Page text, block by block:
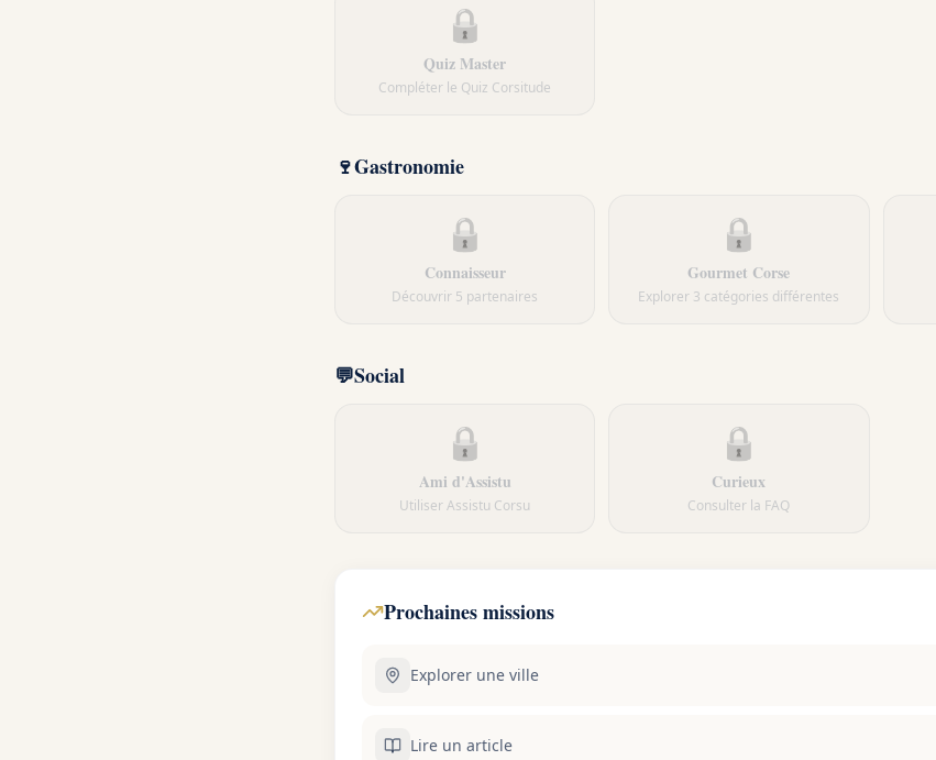
🔒
Quiz Master
Compléter le Quiz Corsitude
🍷Gastronomie
🔒
Connaisseur
Découvrir 5 partenaires
🔒
Gourmet Corse
Explorer 3 catégories différentes
💬Social
🔒
Ami d'Assistu
Utiliser Assistu Corsu
🔒
Curieux
Consulter la FAQ
Prochaines missions
Explorer une ville
Lire un article